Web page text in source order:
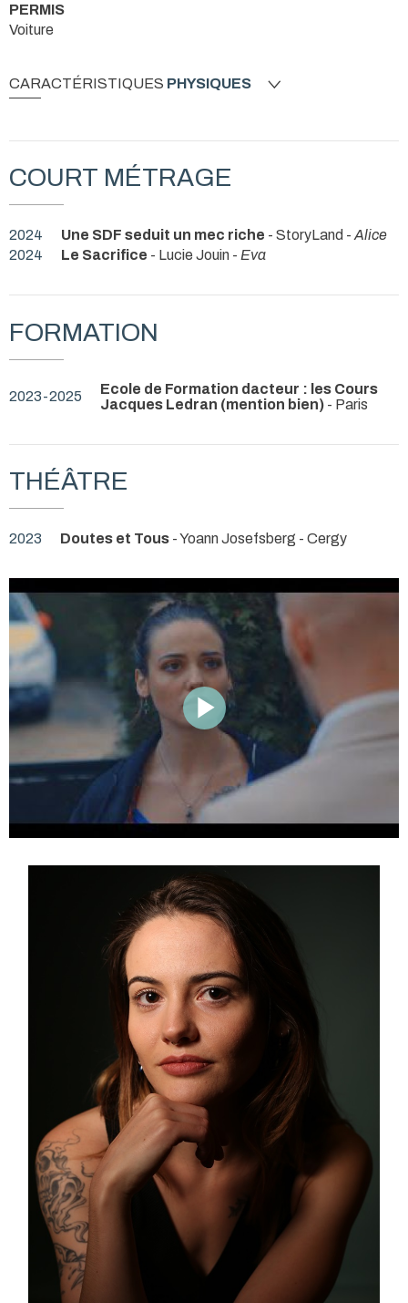
PERMIS
Voiture
CARACTÉRISTIQUES PHYSIQUES
COURT MÉTRAGE
2024 Une SDF seduit un mec riche - StoryLand - Alice
2024
Le Sacrifice - Lucie Jouin - Eva
FORMATION
2023-2025
Ecole de Formation dacteur : les Cours
Jacques Ledran (mention bien) - Paris
THÉÂTRE
2023 Doutes et Tous - Yoann Josefsberg - Cergy